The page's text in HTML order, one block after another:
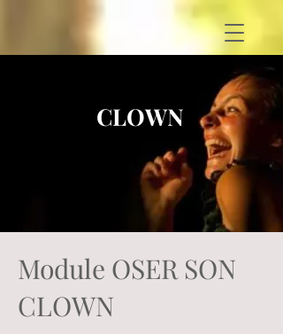
CLOWN
Module OSER SON
CLOWN